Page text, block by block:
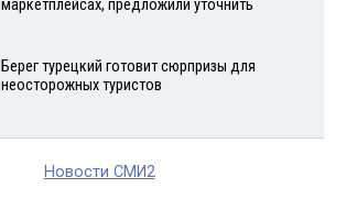
маркетплейсах, предложили уточнить
Берег турецкий готовит сюрпризы для
неосторожных туристов
Новости СМИ2